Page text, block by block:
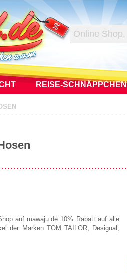
REISE-SCHNÄPPCHEN
auf mawaju.de 10% Rabatt auf alle
der Marken TOM TAILOR, Desigual,